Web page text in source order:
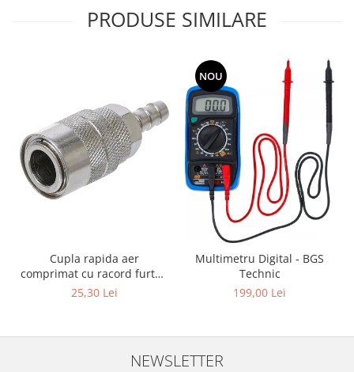
PRODUSE SIMILARE
Cupla rapida aer
comprimat cu racord furtun
8 mm (5/16") | SUA / Franta
25,30 Lei
NOU
Multimetru Digital - BGS
Technic
199,00 Lei
NEWSLETTER